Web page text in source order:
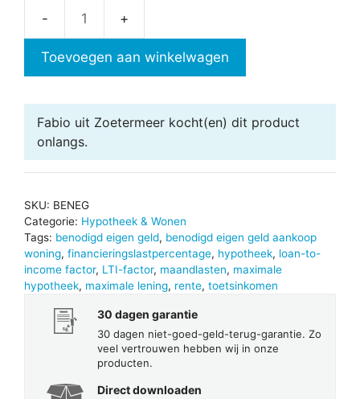
geld
Toevoegen aan winkelwagen
Fabio uit Zoetermeer kocht(en) dit product
onlangs.
SKU: BENEG
Categorie: Hypotheek & Wonen
Tags: benodigd eigen geld, benodigd eigen geld aankoop
woning, financieringslastpercentage, hypotheek, loan-to-
income factor, LTI-factor, maandlasten, maximale
hypotheek, maximale lening, rente, toetsinkomen
30 dagen garantie
30 dagen niet-goed-geld-terug-garantie. Zo
veel vertrouwen hebben wij in onze
producten.
Direct downloaden